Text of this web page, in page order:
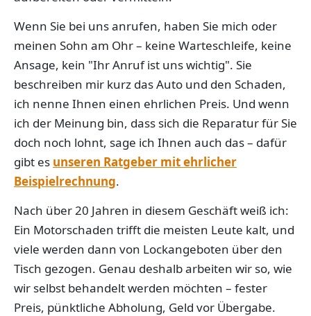
Wenn Sie bei uns anrufen, haben Sie mich oder
meinen Sohn am Ohr – keine Warteschleife, keine
Ansage, kein "Ihr Anruf ist uns wichtig". Sie
beschreiben mir kurz das Auto und den Schaden,
ich nenne Ihnen einen ehrlichen Preis. Und wenn
ich der Meinung bin, dass sich die Reparatur für Sie
doch noch lohnt, sage ich Ihnen auch das – dafür
gibt es unseren Ratgeber mit ehrlicher
Beispielrechnung.
Nach über 20 Jahren in diesem Geschäft weiß ich:
Ein Motorschaden trifft die meisten Leute kalt, und
viele werden dann von Lockangeboten über den
Tisch gezogen. Genau deshalb arbeiten wir so, wie
wir selbst behandelt werden möchten – fester
Preis, pünktliche Abholung, Geld vor Übergabe.